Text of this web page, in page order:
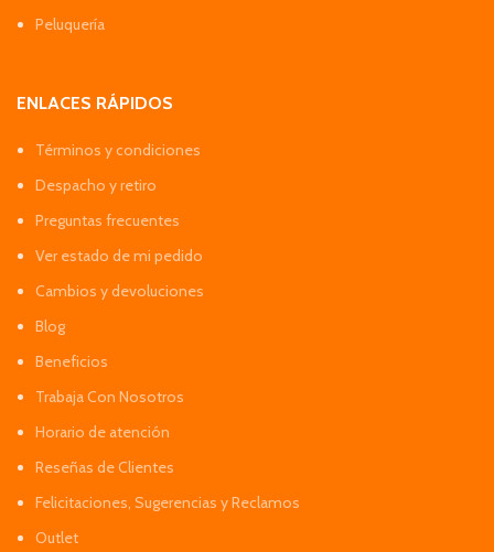
Peluquería
ENLACES RÁPIDOS
Términos y condiciones
Despacho y retiro
Preguntas frecuentes
Ver estado de mi pedido
Cambios y devoluciones
Blog
Beneficios
Trabaja Con Nosotros
Horario de atención
Reseñas de Clientes
Felicitaciones, Sugerencias y Reclamos
Outlet